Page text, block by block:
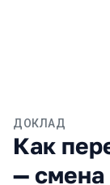
ДОКЛАД
Как
— смена